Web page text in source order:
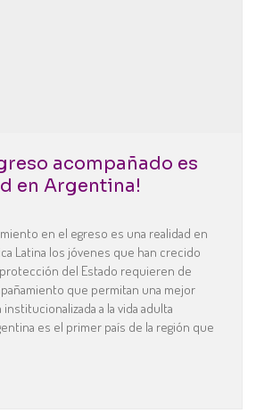
acompañado es
en Argentina!
en el egreso es una realidad en
Latina los jóvenes que han crecido
del Estado requieren de
que permitan una mejor
a la vida adulta
es el primer país de la región que